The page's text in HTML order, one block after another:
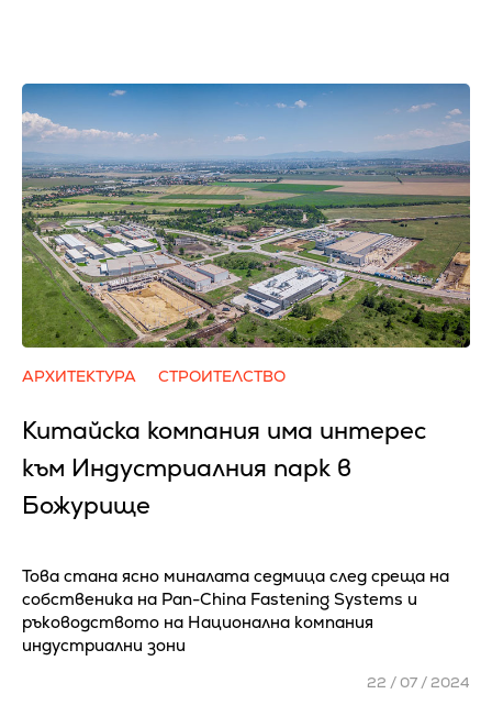
АРХИТЕКТУРА СТРОИТЕЛСТВО
Китайска компания има интерес
към Индустриалния парк в
Божурище
Това стана ясно миналата седмица след среща на
собственика на Pan-China Fastening Systems и
ръководството на Национална компания
индустриални зони
22 / 07 / 2024